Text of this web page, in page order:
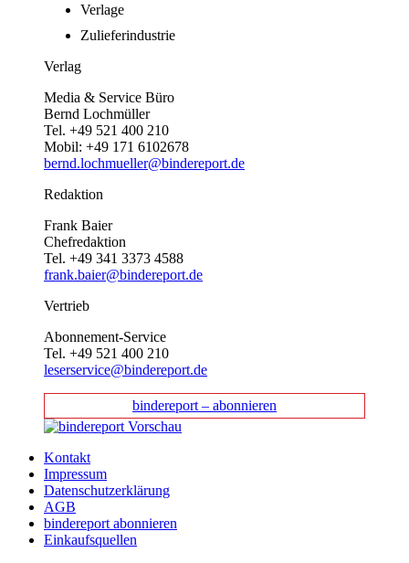
Verlage
Zulieferindustrie
Verlag
Media & Service Büro
Bernd Lochmüller
Tel. +49 521 400 210
Mobil: +49 171 6102678
bernd.lochmueller@bindereport.de
Redaktion
Frank Baier
Chefredaktion
Tel. +49 341 3373 4588
frank.baier@bindereport.de
Vertrieb
Abonnement-Service
Tel. +49 521 400 210
leserservice@bindereport.de
bindereport – abonnieren
Kontakt
Impressum
Datenschutzerklärung
AGB
bindereport abonnieren
Einkaufsquellen